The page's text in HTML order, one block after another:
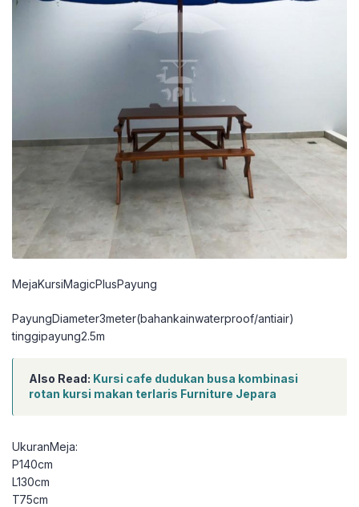
MejaKursiMagicPlusPayung
PayungDiameter3meter(bahankainwaterproof/antiair)
tinggipayung2.5m
Also Read: Kursi cafe dudukan busa kombinasi
rotan kursi makan terlaris Furniture Jepara
UkuranMeja:
P140cm
L130cm
T75cm